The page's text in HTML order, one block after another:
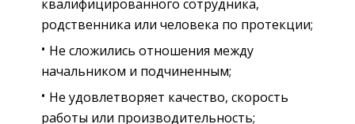
квалифицированного сотрудника,
родственника или человека по протекции;
Не сложились отношения между
начальником и подчиненным;
Не удовлетворяет качество, скорость
работы или производительность;